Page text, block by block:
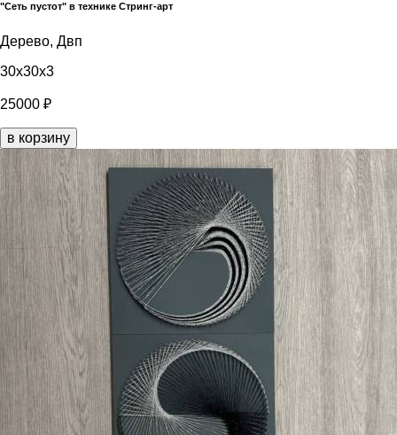
"Сеть пустот" в технике Стринг-арт
Дерево, Двп
30x30x3
25000 ₽
в корзину